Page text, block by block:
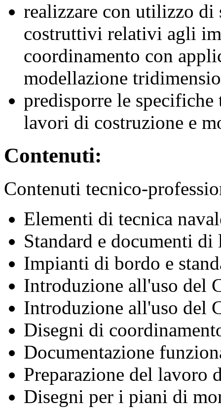
realizzare con utilizzo
costruttivi relativi agli
coordinamento con
modellazione
predisporre le specifiche
lavori di costruzione e
Contenuti:
Contenuti tecnico-
Elementi di tecnica
Standard e documenti di
Impianti di bordo e
Introduzione all'uso del
Introduzione all'uso del
Disegni di
Documentazione
Preparazione del lavoro
Disegni per i piani di